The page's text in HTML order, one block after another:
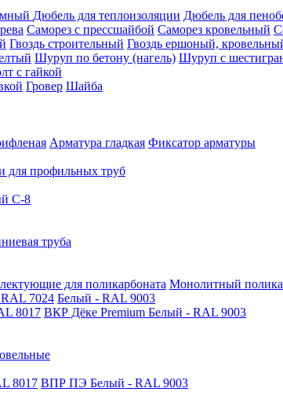
Дюбель для теплоизоляции Дюбель для
Саморез с прессшайбой Саморез кровельный
Гвоздь строительный Гвоздь ершоный,
Шуруп по бетону (нагель) Шуруп с
с гайкой
Гровер Шайба
Арматура гладкая Фиксатор арматуры
для профильных труб
С-8
труба
для поликарбоната Монолитный
7024 Белый - RAL 9003
8017 ВКР Дёке Premium Белый - RAL 9003
8017 ВПР ПЭ Белый - RAL 9003